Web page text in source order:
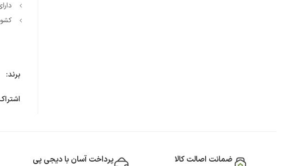
برند:
ضمانت اصالت کالا پرداخت آسان با دیجی پی